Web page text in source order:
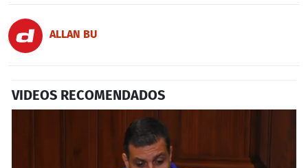
ALLAN BU
VIDEOS RECOMENDADOS